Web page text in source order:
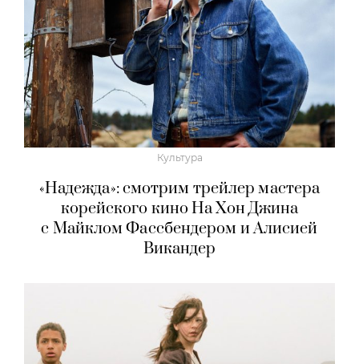
Культура
«Надежда»: смотрим трейлер мастера
корейского кино На Хон Джина
с Майклом Фассбендером и Алисией
Викандер